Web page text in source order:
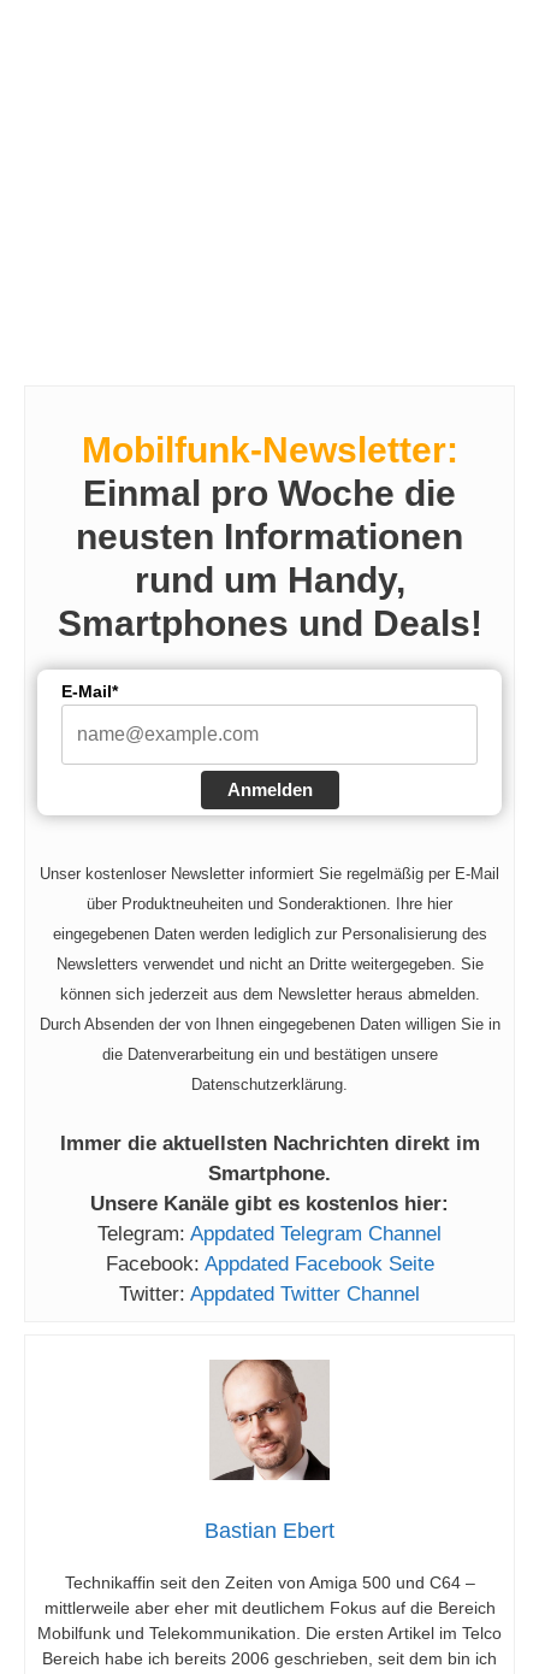
Mobilfunk-Newsletter:
Einmal pro Woche die
neusten Informationen
rund um Handy,
Smartphones und Deals!
E-Mail*
Anmelden
Unser kostenloser Newsletter informiert Sie regelmäßig per E-Mail
über Produktneuheiten und Sonderaktionen. Ihre hier
eingegebenen Daten werden lediglich zur Personalisierung des
Newsletters verwendet und nicht an Dritte weitergegeben. Sie
können sich jederzeit aus dem Newsletter heraus abmelden.
Durch Absenden der von Ihnen eingegebenen Daten willigen Sie in
die Datenverarbeitung ein und bestätigen unsere
Datenschutzerklärung.
Immer die aktuellsten Nachrichten direkt im
Smartphone.
Unsere Kanäle gibt es kostenlos hier:
Telegram: Appdated Telegram Channel
Facebook: Appdated Facebook Seite
Twitter: Appdated Twitter Channel
Bastian Ebert
Technikaffin seit den Zeiten von Amiga 500 und C64 –
mittlerweile aber eher mit deutlichem Fokus auf die Bereich
Mobilfunk und Telekommunikation. Die ersten Artikel im Telco
Bereich habe ich bereits 2006 geschrieben, seit dem bin ich